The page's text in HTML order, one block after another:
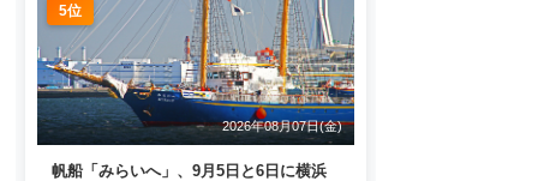
5位
2026年08月07日(金)
帆船「みらいへ」、9月5日と6日に横浜